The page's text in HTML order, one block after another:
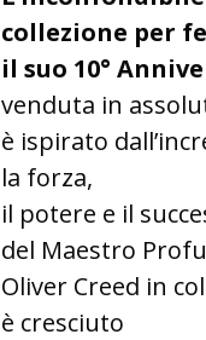
collezione per
il suo 10°
venduta in
è ispirato
la forza,
il potere e il
del Maestro
Oliver Creed in
è cresciuto